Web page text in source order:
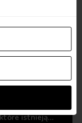
Pottera:
istnieją…